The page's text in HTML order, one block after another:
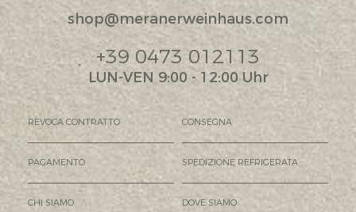
shop@meranerweinhaus.com
+39 0473 012113
LUN-VEN 9:00 - 12:00 Uhr
REVOCA CONTRATTO CONSEGNA
PAGAMENTO SPEDIZIONE REFRIGERATA
CHI SIAMO DOVE SIAMO